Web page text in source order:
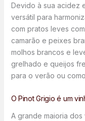
Devido à sua acidez
versátil para
com pratos leves
camarão e peixes
molhos brancos e
grelhado e queijos
para o verão ou
O Pinot Grigio é um
A grande maioria